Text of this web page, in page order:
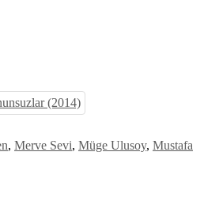
, Merve Sevi, Müge Ulusoy, Mustafa